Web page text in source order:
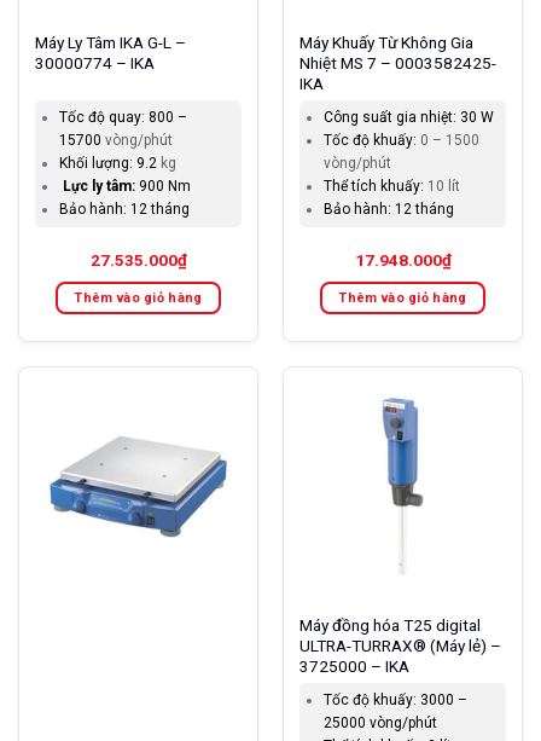
Máy Ly Tâm IKA G-L –
30000774 – IKA
Tốc độ quay: 800 –
15700 vòng/phút
Khối lượng: 9.2 kg
Lực ly tâm: 900 Nm
Bảo hành: 12 tháng
27.535.000₫
Thêm vào giỏ hàng
Máy Khuấy Từ Không Gia
Nhiệt MS 7 – 0003582425-
IKA
Công suất gia nhiệt: 30 W
Tốc độ khuấy: 0 – 1500
vòng/phút
Thể tích khuấy: 10 lít
Bảo hành: 12 tháng
17.948.000₫
Thêm vào giỏ hàng
Máy đồng hóa T25 digital
ULTRA-TURRAX® (Máy lẻ) –
3725000 – IKA
Tốc độ khuấy: 3000 –
25000 vòng/phút